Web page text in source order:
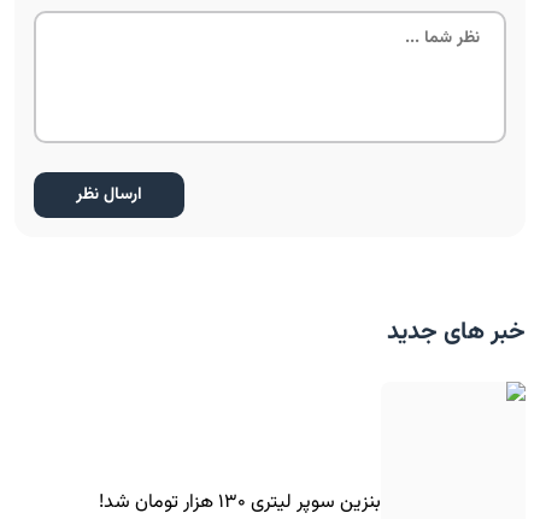
خبر های جدید
بنزین سوپر لیتری ۱۳۰ هزار تومان شد!